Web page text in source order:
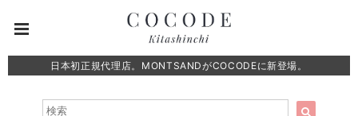
日本初正規代理店。MONTSANDがCOCODEに新登場。